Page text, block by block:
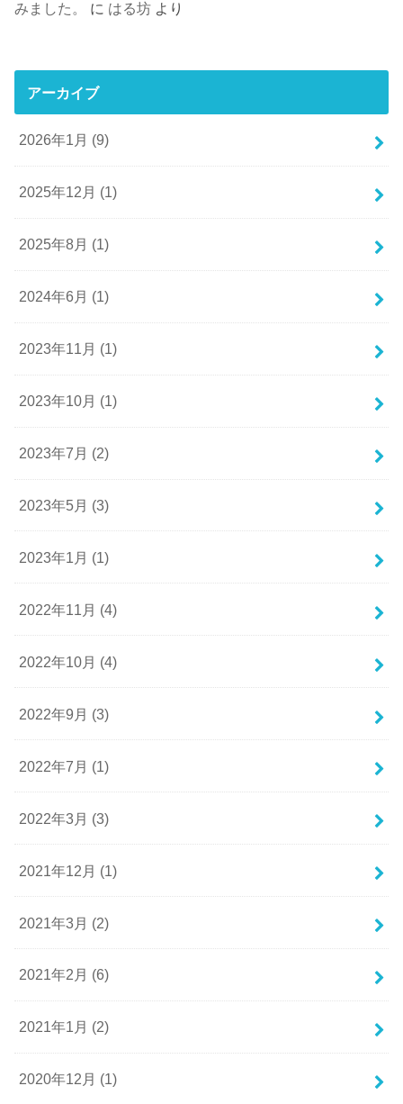
みました。
に はる坊 より
アーカイブ
2026年1月 (9)
2025年12月 (1)
2025年8月 (1)
2024年6月 (1)
2023年11月 (1)
2023年10月 (1)
2023年7月 (2)
2023年5月 (3)
2023年1月 (1)
2022年11月 (4)
2022年10月 (4)
2022年9月 (3)
2022年7月 (1)
2022年3月 (3)
2021年12月 (1)
2021年3月 (2)
2021年2月 (6)
2021年1月 (2)
2020年12月 (1)